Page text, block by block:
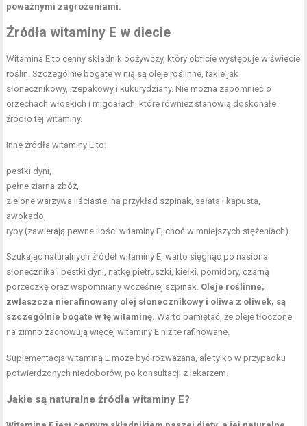
poważnymi zagrożeniami.
Źródła witaminy E w diecie
Witamina E to cenny składnik odżywczy, który obficie występuje w świecie
roślin. Szczególnie bogate w nią są oleje roślinne, takie jak
słonecznikowy, rzepakowy i kukurydziany. Nie można zapomnieć o
orzechach włoskich i migdałach, które również stanowią doskonałe
źródło tej witaminy.
Inne źródła witaminy E to:
pestki dyni,
pełne ziarna zbóż,
zielone warzywa liściaste, na przykład szpinak, sałata i kapusta,
awokado
ryby (zawierają pewne ilości witaminy E, choć w mniejszych stężeniach).
Szukając naturalnych źródeł witaminy E, warto sięgnąć po nasiona
słonecznika i pestki dyni, natkę pietruszki, kiełki, pomidory, czarną
porzeczkę oraz wspomniany wcześniej szpinak. Oleje roślinne,
zwłaszcza nierafinowany olej słonecznikowy i oliwa z oliwek, są
szczególnie bogate w tę witaminę. Warto pamiętać, że oleje tłoczone
na zimno zachowują więcej witaminy E niż te rafinowane.
Suplementacja witaminą E może być rozważana, ale tylko w przypadku
potwierdzonych niedoborów, po konsultacji z lekarzem.
Jakie są naturalne źródła witaminy E?